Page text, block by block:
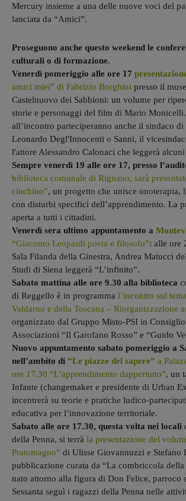
Mercury insieme a una delle nuove voci del
lanciata da “Amici”.
Proseguono anche questo weekend le
culturali o di formazione.
Venerdì pomeriggio alle ore 17
amici miei” di Fabrizio Borghini presso il
Castelnuovo dei Sabbioni: un volume per
storie e personaggi del film di Mario
all’incontro parteciperanno anche il sindaco
Leonardo Degl'Innocenti o Sanni, il
l'attore Alessandro Calonaci che leggerà
Sempre venerdì 19 alle ore 17, presso
biblioteca comunale di Rignano, sarà
ciuchino”, un progetto che unisce onoterapia,
con disturbi specifici dell’apprendimento. La
aperta a tutti i cittadini.
Venerdì sera ultimo appuntamento a
“Giacomo Leopardi poeta e filosofo”: alle ore
Sala Filanda della Ginestra, Andrea Matucci
Studi di Siena leggerà “L’infinito”.
Sabato mattina alle ore 9.30 alla biblioteca
di Reggello è in programma l’incontro sul
Valdarno e della Toscana – Riorganizzazione
organizzato dal Gruppo Misto-PSI in
Associazioni “Il Garofano Rosso” e “Guido
Nuovo appuntamento sabato pomeriggio a
nell’ambito di “Le piazze del sapere” a
ore 17.30 “L’apprendimento dappertutto”, un
Infante (changemaker e presidente di Urban
incentrerà su teorie e pratiche ludico-
educativa per l’innovazione territoriale.
Sabato alle ore 17.30, questa volta nei locali
della Penna, si terrà la presentazione del
Pratomagno” di Ulisse Giovannuzzi e Stefano
pubblicazione curata da “La combriccola
nato attorno alla figura di Don Felice, parroco
Sessanta seguì i ragazzi della Penna nelle